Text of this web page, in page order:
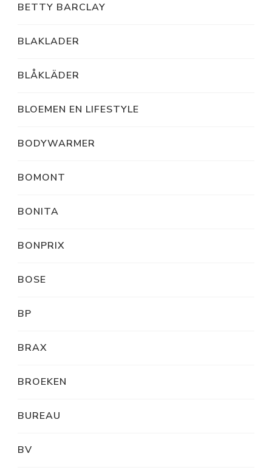
BETTY BARCLAY
BLAKLADER
BLÅKLÄDER
BLOEMEN EN LIFESTYLE
BODYWARMER
BOMONT
BONITA
BONPRIX
BOSE
BP
BRAX
BROEKEN
BUREAU
BV